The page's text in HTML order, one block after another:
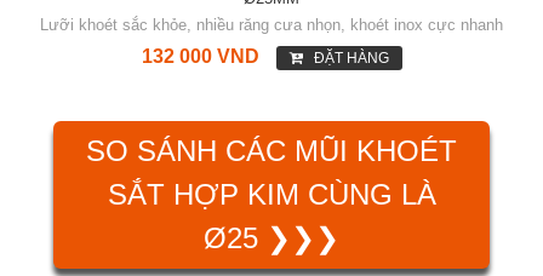
Lưỡi khoét sắc khỏe, nhiều răng cưa nhọn, khoét inox cực nhanh
132 000 VND ĐẶT HÀNG
SO SÁNH CÁC MŨI KHOÉT
SẮT HỢP KIM CÙNG LÀ
Ø25 ❯❯❯